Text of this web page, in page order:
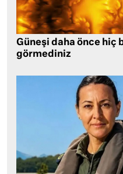
Güneşi daha önce hiç
görmediniz